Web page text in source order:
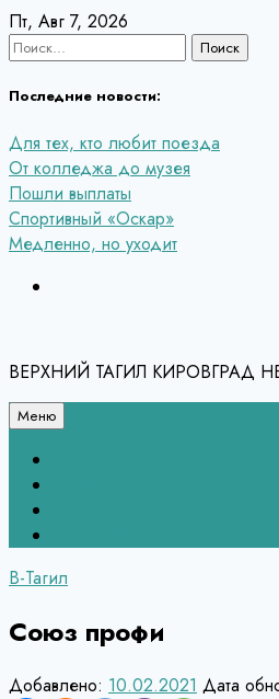
Перейти
к
Пт, Авг 7, 2026
Найти:
Последние новости:
Для тех, кто любит поезда
От колледжа до музея
Пошли выплаты
Спортивный «Оскар»
Медленно, но уходит
ВЕРХНИЙ ТАГИЛ КИРОВГРАД
Меню
В-Тагил
Союз профи
Добавлено: 10.02.2021 Дата